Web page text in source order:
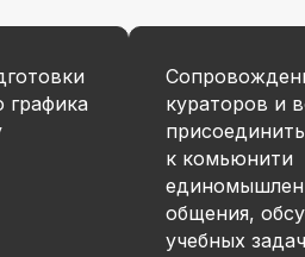
графика
кураторов и
к комьюнити
общения,
учебных задач